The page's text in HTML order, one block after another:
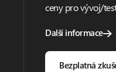
ceny pro vývoj/
Další informace
Bezplatná